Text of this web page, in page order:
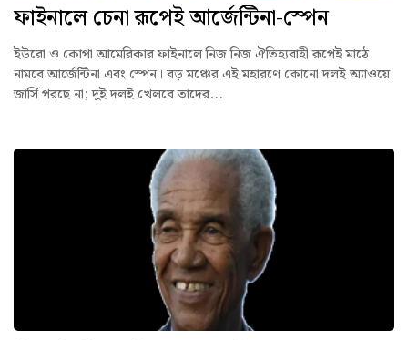
ফাইনালে চেনা রূপেই আর্জেন্টিনা-স্পেন
ইউরো ও কোপা আমেরিকার ফাইনালে নিজ নিজ ঐতিহ্যবাহী রূপেই মাঠে
নামবে আর্জেন্টিনা এবং স্পেন। বড় মঞ্চের এই মহারণে কোনো দলই অ্যাওয়ে
জার্সি পরছে না; দুই দলই খেলবে তাদের...